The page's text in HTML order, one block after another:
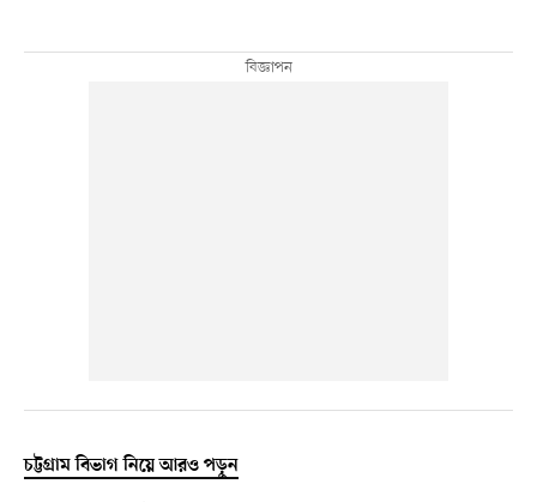
চট্টগ্রাম বিভাগ নিয়ে আরও পড়ুন